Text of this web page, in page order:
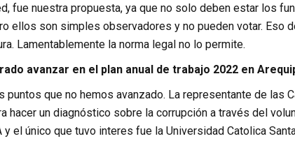
fue nuestra propuesta, ya que no solo deben estar los
ellos son simples observadores y no pueden votar. Eso
Lamentablemente la norma legal no lo permite.
avanzar en el plan anual de trabajo 2022 en
puntos que no hemos avanzado. La representante de las
hacer un diagnóstico sobre la corrupción a través del
y el único que tuvo interes fue la Universidad Catolica